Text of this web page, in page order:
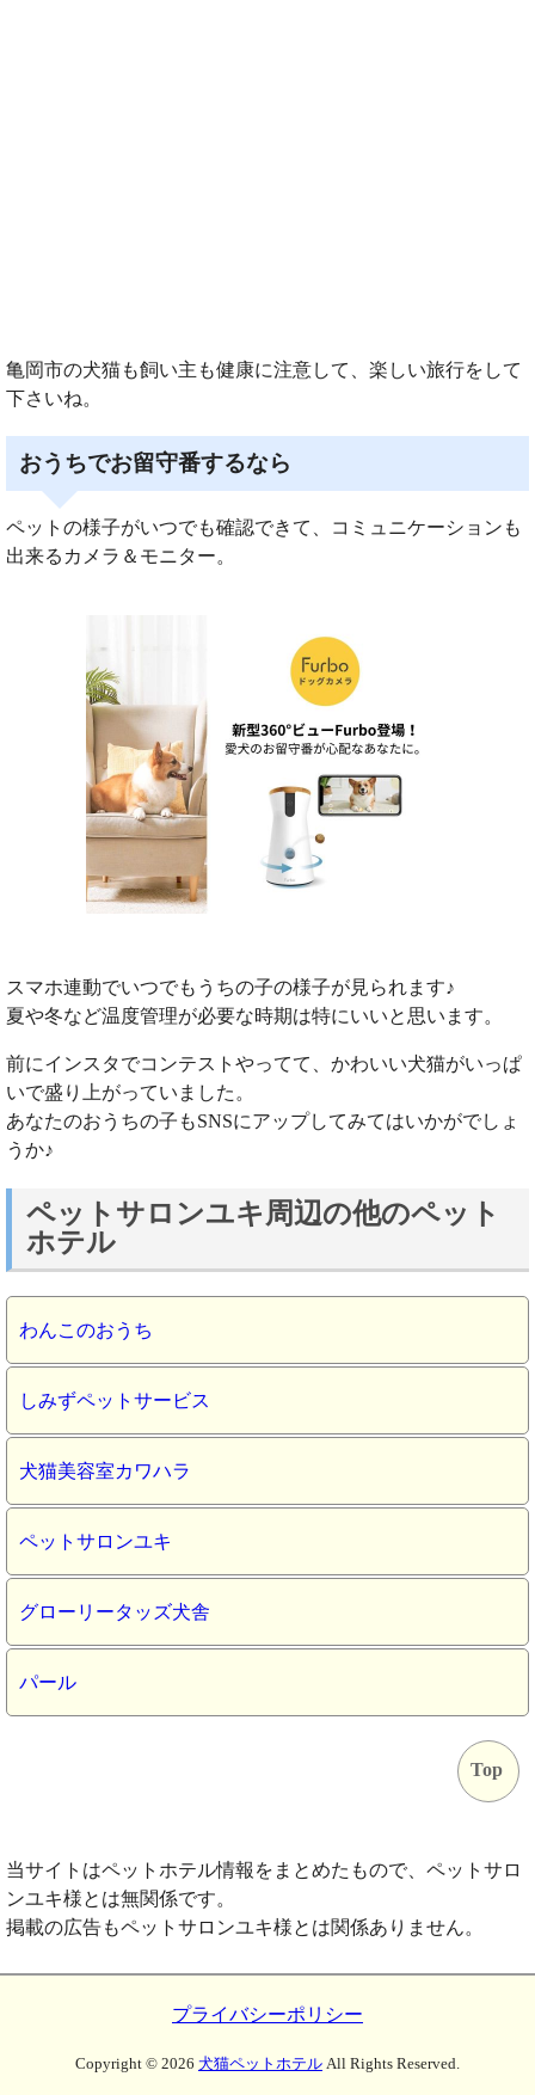
亀岡市の犬猫も飼い主も健康に注意して、楽しい旅行をして
下さいね。
おうちでお留守番するなら
ペットの様子がいつでも確認できて、コミュニケーションも
出来るカメラ＆モニター。
スマホ連動でいつでもうちの子の様子が見られます♪
夏や冬など温度管理が必要な時期は特にいいと思います。
前にインスタでコンテストやってて、かわいい犬猫がいっぱ
いで盛り上がっていました。
あなたのおうちの子もSNSにアップしてみてはいかがでしょ
うか♪
ペットサロンユキ周辺の他のペット
ホテル
わんこのおうち
しみずペットサービス
犬猫美容室カワハラ
ペットサロンユキ
グローリータッズ犬舎
パール
Top
当サイトはペットホテル情報をまとめたもので、ペットサロ
ンユキ様とは無関係です。
掲載の広告もペットサロンユキ様とは関係ありません。
プライバシーポリシー
Copyright © 2026 犬猫ペットホテル All Rights Reserved.